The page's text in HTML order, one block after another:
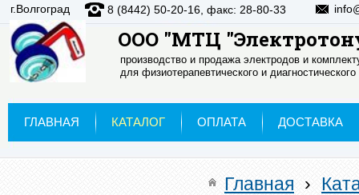
ООО "МТЦ
производство и продажа электродов и
для физиотерапевтического и
г.Волгоград 8 (8442) 50-20-16, факс: 28-80-33
ГЛАВНАЯ КАТАЛОГ ОПЛАТА ДОСТАВКА
Главная ›